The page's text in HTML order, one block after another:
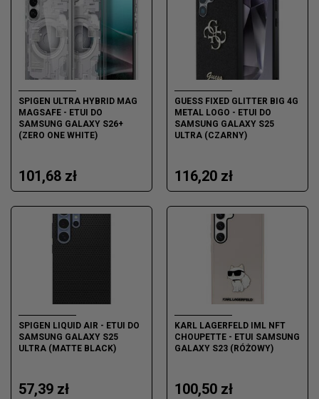
SPIGEN ULTRA HYBRID MAG
MAGSAFE - ETUI DO
SAMSUNG GALAXY S26+
(ZERO ONE WHITE)
101,68 zł
GUESS FIXED GLITTER BIG 4G
METAL LOGO - ETUI DO
SAMSUNG GALAXY S25
ULTRA (CZARNY)
116,20 zł
SPIGEN LIQUID AIR - ETUI DO
SAMSUNG GALAXY S25
ULTRA (MATTE BLACK)
57,39 zł
KARL LAGERFELD IML NFT
CHOUPETTE - ETUI SAMSUNG
GALAXY S23 (RÓŻOWY)
100,50 zł